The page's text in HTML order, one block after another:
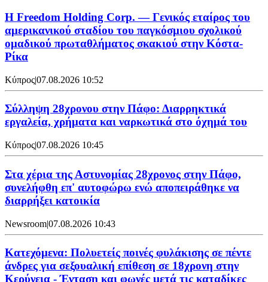
Η Freedom Holding Corp. — Γενικός εταίρος του
αμερικανικού σταδίου του παγκόσμιου σχολικού
ομαδικού πρωταθλήματος σκακιού στην Κόστα-
Ρίκα
Κύπρος|07.08.2026 10:52
Σύλληψη 28χρονου στην Πάφο: Διαρρηκτικά
εργαλεία, χρήματα και ναρκωτικά στο όχημά του
Κύπρος|07.08.2026 10:45
Στα χέρια της Αστυνομίας 28χρονος στην Πάφο,
συνελήφθη επ' αυτοφώρω ενώ αποπειράθηκε να
διαρρήξει κατοικία
Newsroom|07.08.2026 10:43
Κατεχόμενα: Πολυετείς ποινές φυλάκισης σε πέντε
άνδρες για σεξουαλική επίθεση σε 18χρονη στην
Κερύνεια - Ένταση και φωνές μετά τις καταδίκες